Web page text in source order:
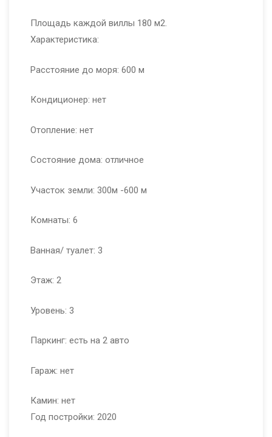
Площадь каждой виллы 180 м2.
Характеристика:
Расстояние до моря: 600 м
Кондиционер: нет
Отопление: нет
Состояние дома: отличное
Участок земли: 300м -600 м
Комнаты: 6
Ванная/ туалет: 3
Этаж: 2
Уровень: 3
Паркинг: есть на 2 авто
Гараж: нет
Камин: нет
Год постройки: 2020